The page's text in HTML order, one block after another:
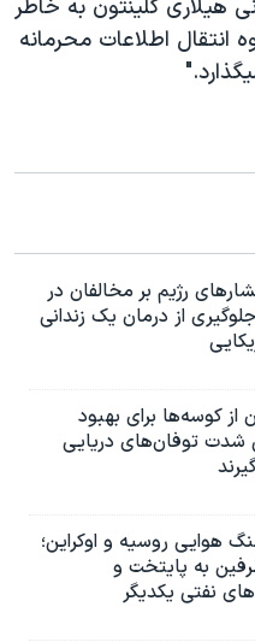
هیلاری کلینتون به خاطر
انتقال اطلاعات محرمانه
رژیم بر مخالفان در
از درمان یک زندانی
از کوسه‌ها برای بهبود
شدت توفان‌های دریایی
هوایی روسیه و اوکراین؛
به پایتخت‌ و
نفتی یکدیگر